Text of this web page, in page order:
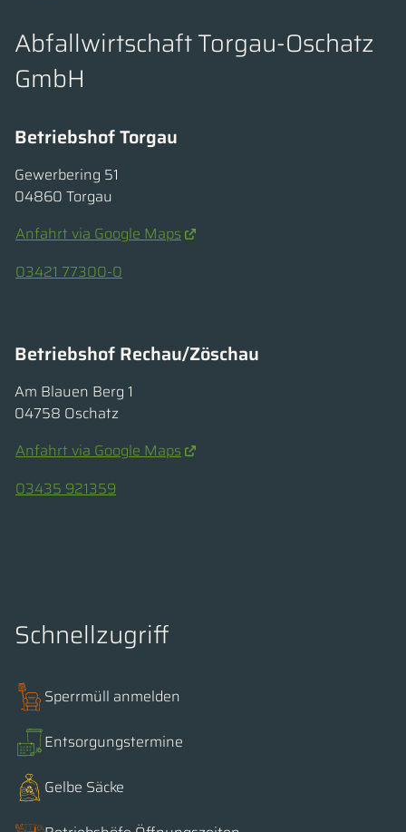
Abfallwirtschaft Torgau-Oschatz
GmbH
Betriebshof Torgau
Gewerbering 51
04860 Torgau
Anfahrt via Google Maps
03421 77300-0
Betriebshof Rechau/Zöschau
Am Blauen Berg 1
04758 Oschatz
Anfahrt via Google Maps
03435 921359
Schnellzugriff
Sperrmüll anmelden
Entsorgungstermine
Gelbe Säcke